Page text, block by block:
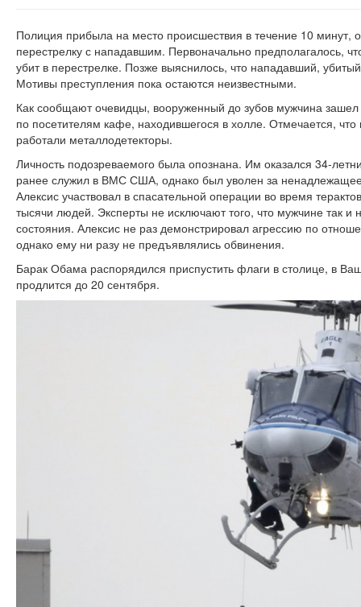
Полиция прибыла на место происшествия в течение 10 минут,
перестрелку с нападавшим. Первоначально предполагалось,
убит в перестрелке. Позже выяснилось, что нападавший,
Мотивы преступления пока остаются неизвестными.
Как сообщают очевидцы, вооруженный до зубов мужчина
по посетителям кафе, находившегося в холле. Отмечается,
работали металлодетекторы.
Личность подозреваемого была опознана. Им оказался 34-
ранее служил в ВМС США, однако был уволен за
Алексис участвовал в спасательной операции во время
тысячи людей. Эксперты не исключают того, что мужчине так и
состояния. Алексис не раз демонстрировал агрессию по
однако ему ни разу не предъявлялись обвинения.
Барак Обама распорядился приспустить флаги в столице, в
продлится до 20 сентября.